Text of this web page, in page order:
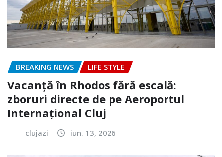
BREAKING NEWS LIFE STYLE
Vacanță în Rhodos fără escală:
zboruri directe de pe Aeroportul
Internațional Cluj
clujazi iun. 13, 2026